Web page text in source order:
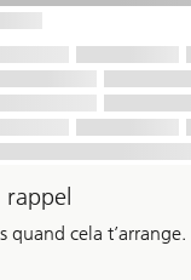
quand cela t’arrange.